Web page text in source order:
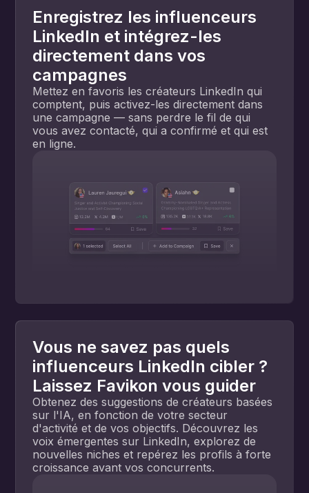
Enregistrez les influenceurs
LinkedIn et intégrez-les
directement dans vos
campagnes
Mettez en favoris les créateurs LinkedIn qui
comptent, puis activez-les directement dans
une campagne — sans perdre le fil de qui
vous avez contacté, qui a confirmé et qui est
en ligne.
Vous ne savez pas quels
influenceurs LinkedIn cibler ?
Laissez Favikon vous guider
Obtenez des suggestions de créateurs basées
sur l'IA, en fonction de votre secteur
d'activité et de vos objectifs. Découvrez les
voix émergentes sur LinkedIn, explorez de
nouvelles niches et repérez les profils à forte
croissance avant vos concurrents.